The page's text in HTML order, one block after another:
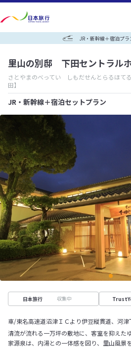
JR・新幹線＋宿泊プ
里山の別邸 下田セントラル
さとやまのべってい しもだせんとらるほてる
田】
JR・新幹線＋宿泊セットプラン
日本旅行 収集中
車/東名高速道沼津ＩＣより伊豆縦貫道、河
清流が流れる一万坪の敷地に、客室を抑えた
家源泉は、内湯との一体感を図り、里山風景